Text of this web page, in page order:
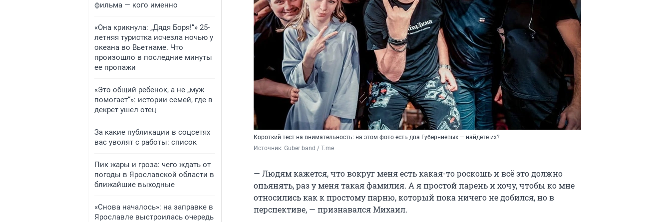
фильма — кого именно
«Она крикнула: „Дядя Боря!“» 25-
летняя туристка исчезла ночью у
океана во Вьетнаме. Что
произошло в последние минуты
ее пропажи
«Это общий ребенок, а не „муж
помогает“»: истории семей, где в
декрет ушел отец
За какие публикации в соцсетях
вас уволят с работы: список
Пик жары и гроза: чего ждать от
погоды в Ярославской области в
ближайшие выходные
«Снова началось»: на заправке в
Ярославле выстроилась очередь
Короткий тест на внимательность: на этом фото есть два Губерниевых — найдете их?
Источник: Guber band / T.me
— Людям кажется, что вокруг меня есть какая-то роскошь и всё это должно
опьянять, раз у меня такая фамилия. А я простой парень и хочу, чтобы ко мне
относились как к простому парню, который пока ничего не добился, но в
перспективе, — признавался Михаил.